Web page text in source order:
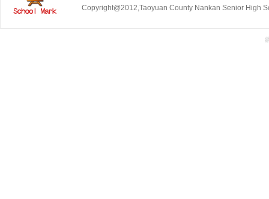
Copyright@2012,Taoyuan County Nankan Senior High